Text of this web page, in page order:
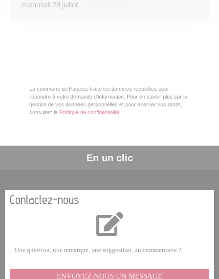
mercredi 29 juillet
La commune de Papeete traite les données recueillies pour
répondre à votre demande d’information. Pour en savoir plus sur la
gestion de vos données personnelles et pour exercer vos droits,
consultez la Politique de confidentialité
En un clic
Contactez-nous
Une question, une remarque, une suggestion, un commentaire ?
ENVOYEZ-NOUS UN MESSAGE